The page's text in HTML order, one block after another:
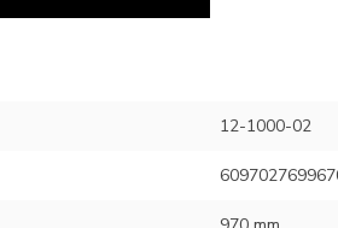
12-1000-02